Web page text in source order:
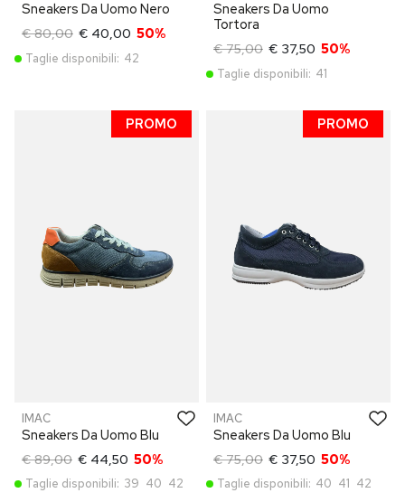
Sneakers Da Uomo Nero
€ 80,00 € 40,00 50%
Taglie disponibili: 42
Sneakers Da Uomo
Tortora
€ 75,00 € 37,50 50%
Taglie disponibili: 41
PROMO
IMAC
Sneakers Da Uomo Blu
€ 89,00 € 44,50 50%
Taglie disponibili: 39 40 42
PROMO
IMAC
Sneakers Da Uomo Blu
€ 75,00 € 37,50 50%
Taglie disponibili: 40 41 42